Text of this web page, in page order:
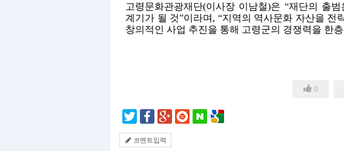
고령문화관광재단(이사장 이남철)은 “재단의 출범
계기가 될 것”이라며 , “지역의 역사문화 자산을 전
창의적인 사업 추진을 통해 고령군의 경쟁력을 한
0
코멘트입력